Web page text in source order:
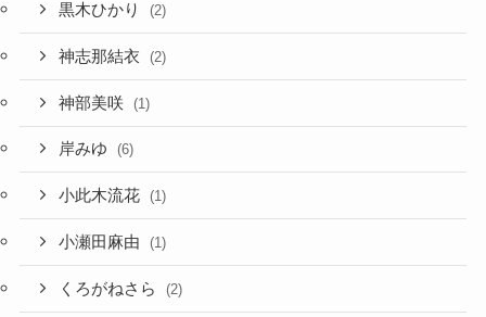
黒木ひかり (2)
神志那結衣 (2)
神部美咲 (1)
岸みゆ (6)
小此木流花 (1)
小瀬田麻由 (1)
くろがねさら (2)